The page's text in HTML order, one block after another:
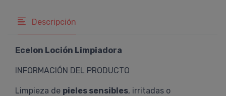
Descripción
Ecelon Loción Limpiadora
INFORMACIÓN DEL PRODUCTO
Limpieza de pieles sensibles, irritadas o